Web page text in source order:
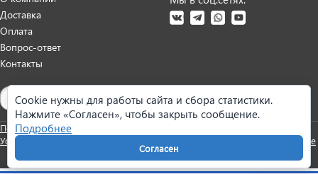
Доставка
Оплата
Вопрос-ответ
Контакты
Карта сайта
Политика персональных данных
Условия оказания услуг
Настройки cookie
Cookie нужны для работы сайта и сбора статистики.
Нажмите «Согласен», чтобы закрыть сообщение.
Подробнее
Согласен